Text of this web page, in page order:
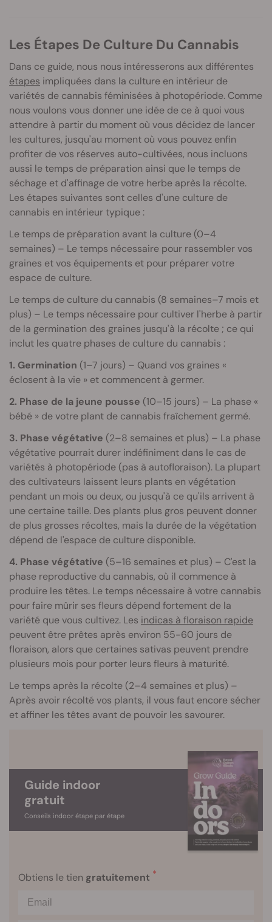
Les Étapes De Culture Du Cannabis
Dans ce guide, nous nous intéresserons aux différentes
étapes impliquées dans la culture en intérieur de
variétés de cannabis féminisées à photopériode. Comme
nous voulons vous donner une idée de ce à quoi vous
attendre à partir du moment où vous décidez de lancer
les cultures, jusqu'au moment où vous pouvez enfin
profiter de vos réserves auto-cultivées, nous incluons
aussi le temps de préparation ainsi que le temps de
séchage et d'affinage de votre herbe après la récolte.
Les étapes suivantes sont celles d'une culture de
cannabis en intérieur typique :
Le temps de préparation avant la culture (0–4
semaines) – Le temps nécessaire pour rassembler vos
graines et vos équipements et pour préparer votre
espace de culture.
Le temps de culture du cannabis (8 semaines–7 mois et
plus) – Le temps nécessaire pour cultiver l'herbe à partir
de la germination des graines jusqu'à la récolte ; ce qui
inclut les quatre phases de culture du cannabis :
1. Germination (1–7 jours) – Quand vos graines «
éclosent à la vie » et commencent à germer.
2. Phase de la jeune pousse (10–15 jours) – La phase «
bébé » de votre plant de cannabis fraîchement germé.
3. Phase végétative (2–8 semaines et plus) – La phase
végétative pourrait durer indéfiniment dans le cas de
variétés à photopériode (pas à autofloraison). La plupart
des cultivateurs laissent leurs plants en végétation
pendant un mois ou deux, ou jusqu'à ce qu'ils arrivent à
une certaine taille. Des plants plus gros peuvent donner
de plus grosses récoltes, mais la durée de la végétation
dépend de l'espace de culture disponible.
4. Phase végétative (5–16 semaines et plus) – C'est la
phase reproductive du cannabis, où il commence à
produire les têtes. Le temps nécessaire à votre cannabis
pour faire mûrir ses fleurs dépend fortement de la
variété que vous cultivez. Les indicas à floraison rapide
peuvent être prêtes après environ 55-60 jours de
floraison, alors que certaines sativas peuvent prendre
plusieurs mois pour porter leurs fleurs à maturité.
Le temps après la récolte (2–4 semaines et plus) –
Après avoir récolté vos plants, il vous faut encore sécher
et affiner les têtes avant de pouvoir les savourer.
Guide indoor
gratuit
Conseils indoor étape par étape
Obtiens le tien gratuitement *